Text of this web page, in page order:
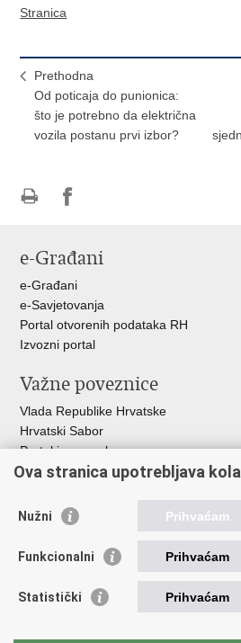
Stranica
Prethodna
Od poticaja do punionica:
što je potrebno da električna
vozila postanu prvi izbor?
FacebookuTwitteru
e-Građani
e-Građani
e-Savjetovanja
Portal otvorenih podataka RH
Izvozni portal
Važne poveznice
Vlada Republike Hrvatske
Hrvatski Sabor
Portal javne nabave
Centralizirani sustav za zapošljavanje
Institucije i Javne
Ministarstva
Fond za zaštitu okoliša i energetsku
Državni hidrometeorološki zavod
Parkovi Hrvatske
Ova stranica upotrebljava
Nužni Prihvaćam
Funkcionalni Prihvaćam
Statistički Prihvaćam